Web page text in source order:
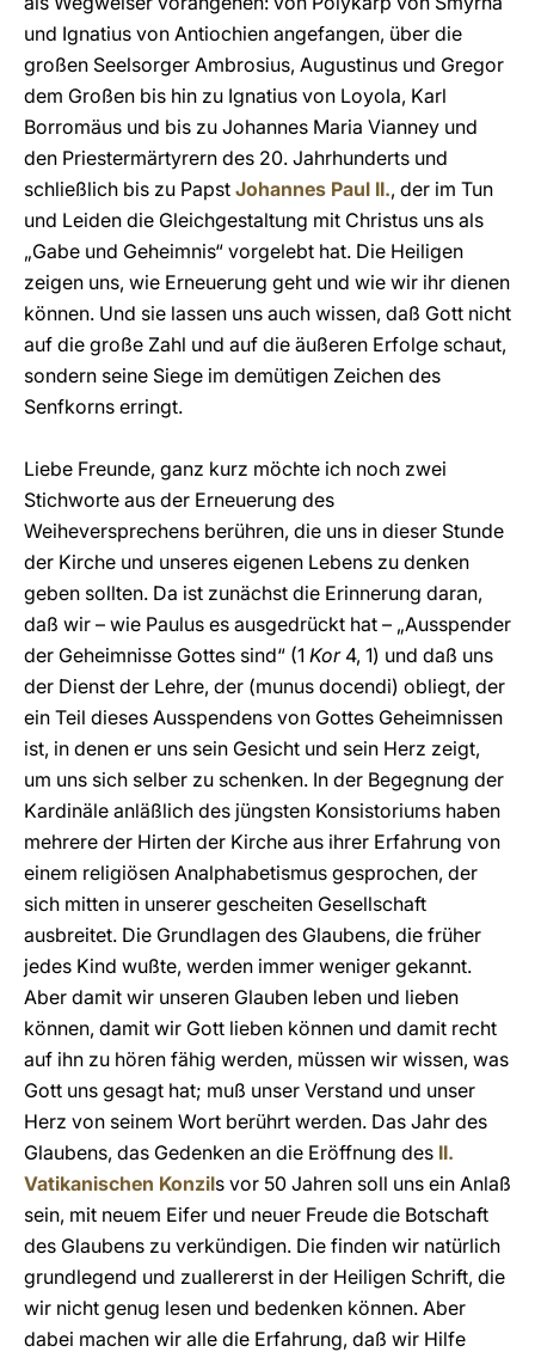
und Ignatius von Antiochien angefangen, über die
großen Seelsorger Ambrosius, Augustinus und Gregor
dem Großen bis hin zu Ignatius von Loyola, Karl
Borromäus und bis zu Johannes Maria Vianney und
den Priestermärtyrern des 20. Jahrhunderts und
schließlich bis zu Papst Johannes Paul II., der im Tun
und Leiden die Gleichgestaltung mit Christus uns als
„Gabe und Geheimnis“ vorgelebt hat. Die Heiligen
zeigen uns, wie Erneuerung geht und wie wir ihr dienen
können. Und sie lassen uns auch wissen, daß Gott nicht
auf die große Zahl und auf die äußeren Erfolge schaut,
sondern seine Siege im demütigen Zeichen des
Senfkorns erringt.
Liebe Freunde, ganz kurz möchte ich noch zwei
Stichworte aus der Erneuerung des
Weiheversprechens berühren, die uns in dieser Stunde
der Kirche und unseres eigenen Lebens zu denken
geben sollten. Da ist zunächst die Erinnerung daran,
daß wir – wie Paulus es ausgedrückt hat – „Ausspender
der Geheimnisse Gottes sind“ (1 Kor4, 1) und daß uns
der Dienst der Lehre, der (munus docendi) obliegt, der
ein Teil dieses Ausspendens von Gottes Geheimnissen
ist, in denen er uns sein Gesicht und sein Herz zeigt,
um uns sich selber zu schenken. In der Begegnung der
Kardinäle anläßlich des jüngsten Konsistoriums haben
mehrere der Hirten der Kirche aus ihrer Erfahrung von
einem religiösen Analphabetismus gesprochen, der
sich mitten in unserer gescheiten Gesellschaft
ausbreitet. Die Grundlagen des Glaubens, die früher
jedes Kind wußte, werden immer weniger gekannt.
Aber damit wir unseren Glauben leben und lieben
können, damit wir Gott lieben können und damit recht
auf ihn zu hören fähig werden, müssen wir wissen, was
Gott uns gesagt hat; muß unser Verstand und unser
Herz von seinem Wort berührt werden. Das Jahr des
Glaubens, das Gedenken an die Eröffnung des II.
Vatikanischen Konzils vor 50 Jahren soll uns ein Anlaß
sein, mit neuem Eifer und neuer Freude die Botschaft
des Glaubens zu verkündigen. Die finden wir natürlich
grundlegend und zuallererst in der Heiligen Schrift, die
wir nicht genug lesen und bedenken können. Aber
dabei machen wir alle die Erfahrung, daß wir Hilfe